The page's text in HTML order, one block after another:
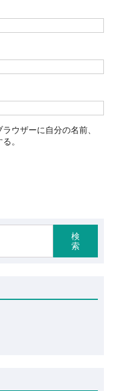
ウザーに自分の名前、
。
検
索